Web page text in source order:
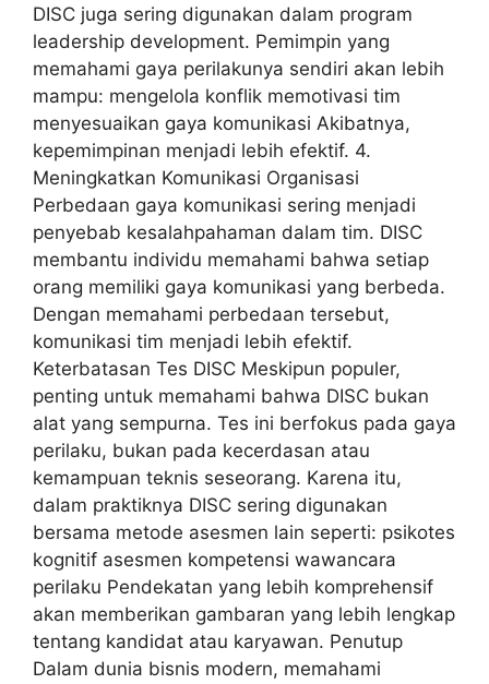
DISC juga sering digunakan dalam program
leadership development. Pemimpin yang
memahami gaya perilakunya sendiri akan lebih
mampu: mengelola konflik memotivasi tim
menyesuaikan gaya komunikasi Akibatnya,
kepemimpinan menjadi lebih efektif. 4.
Meningkatkan Komunikasi Organisasi
Perbedaan gaya komunikasi sering menjadi
penyebab kesalahpahaman dalam tim. DISC
membantu individu memahami bahwa setiap
orang memiliki gaya komunikasi yang berbeda.
Dengan memahami perbedaan tersebut,
komunikasi tim menjadi lebih efektif.
Keterbatasan Tes DISC Meskipun populer,
penting untuk memahami bahwa DISC bukan
alat yang sempurna. Tes ini berfokus pada gaya
perilaku, bukan pada kecerdasan atau
kemampuan teknis seseorang. Karena itu,
dalam praktiknya DISC sering digunakan
bersama metode asesmen lain seperti: psikotes
kognitif asesmen kompetensi wawancara
perilaku Pendekatan yang lebih komprehensif
akan memberikan gambaran yang lebih lengkap
tentang kandidat atau karyawan. Penutup
Dalam dunia bisnis modern, memahami